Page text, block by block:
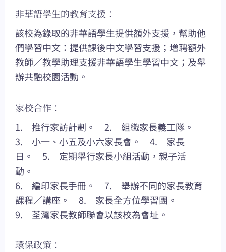
非華語學生的教育支援：
該校為錄取的非華語學生提供額外支援，幫助他
們學習中文：提供課後中文學習支援；增聘額外
教師／教學助理支援非華語學生學習中文；及舉
辦共融校園活動。
家校合作：
1. 推行家訪計劃。 2. 組織家長義工隊。
3. 小一、小五及小六家長會。 4. 家長
日。 5. 定期舉行家長小組活動，親子活
動。
6. 編印家長手冊。 7. 舉辦不同的家長教育
課程／講座。 8. 家長全方位學習團。
9. 荃灣家長教師聯會以該校為會址。
環保政策：